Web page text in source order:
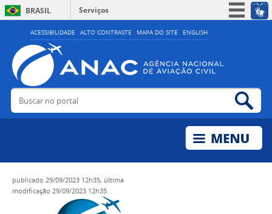
ACESSIBILIDADE ALTO CONTRASTE MAPA DO SITE ENGLISH
BRASIL
Serviços
Simplifique!
Acesso à informação
Legislação
Buscar no portal
publicado 29/09/2023 12h35, última
modificação 29/09/2023 12h35